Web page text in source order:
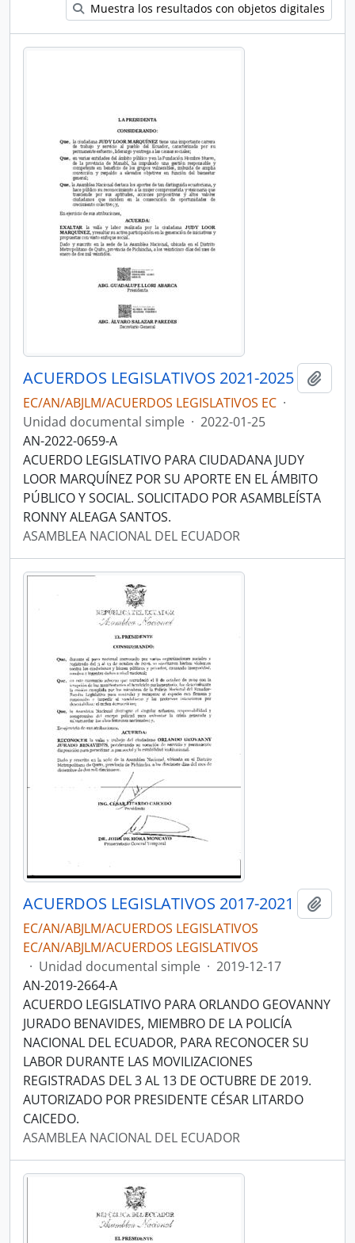
Muestra los resultados con objetos digitales
ACUERDOS LEGISLATIVOS 2021-2025
EC/AN/ABJLM/ACUERDOS LEGISLATIVOS EC ·
Unidad documental simple · 2022-01-25
AN-2022-0659-A
ACUERDO LEGISLATIVO PARA CIUDADANA JUDY
LOOR MARQUÍNEZ POR SU APORTE EN EL ÁMBITO
PÚBLICO Y SOCIAL. SOLICITADO POR ASAMBLEÍSTA
RONNY ALEAGA SANTOS.
ASAMBLEA NACIONAL DEL ECUADOR
ACUERDOS LEGISLATIVOS 2017-2021
EC/AN/ABJLM/ACUERDOS LEGISLATIVOS
EC/AN/ABJLM/ACUERDOS LEGISLATIVOS
· Unidad documental simple · 2019-12-17
AN-2019-2664-A
ACUERDO LEGISLATIVO PARA ORLANDO GEOVANNY
JURADO BENAVIDES, MIEMBRO DE LA POLICÍA
NACIONAL DEL ECUADOR, PARA RECONOCER SU
LABOR DURANTE LAS MOVILIZACIONES
REGISTRADAS DEL 3 AL 13 DE OCTUBRE DE 2019.
AUTORIZADO POR PRESIDENTE CÉSAR LITARDO
CAICEDO.
ASAMBLEA NACIONAL DEL ECUADOR